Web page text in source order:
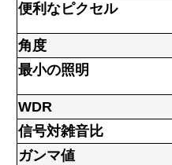
便利なピクセル
角度
最小の照明
WDR
信号対雑音比
ガンマ値